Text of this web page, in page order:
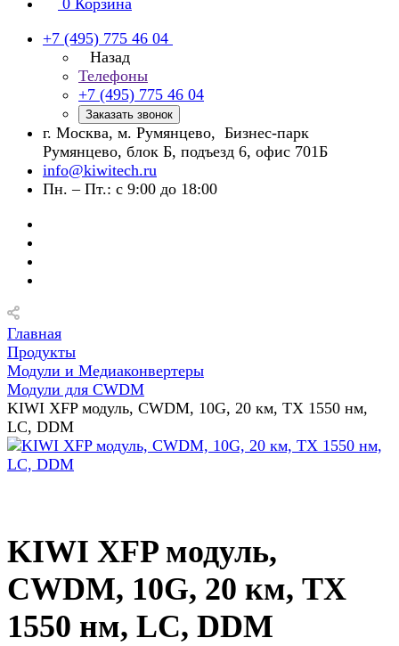
0 Корзина
+7 (495) 775 46 04
Назад
Телефоны
+7 (495) 775 46 04
Заказать звонок
г. Москва, м. Румянцево, Бизнес-парк
Румянцево, блок Б, подъезд 6, офис 701Б
info@kiwitech.ru
Пн. – Пт.: с 9:00 до 18:00
Главная
Продукты
Модули и Медиаконвертеры
Модули для CWDM
KIWI XFP модуль, CWDM, 10G, 20 км, TX 1550 нм,
LC, DDM
KIWI XFP модуль,
CWDM, 10G, 20 км, TX
1550 нм, LC, DDM